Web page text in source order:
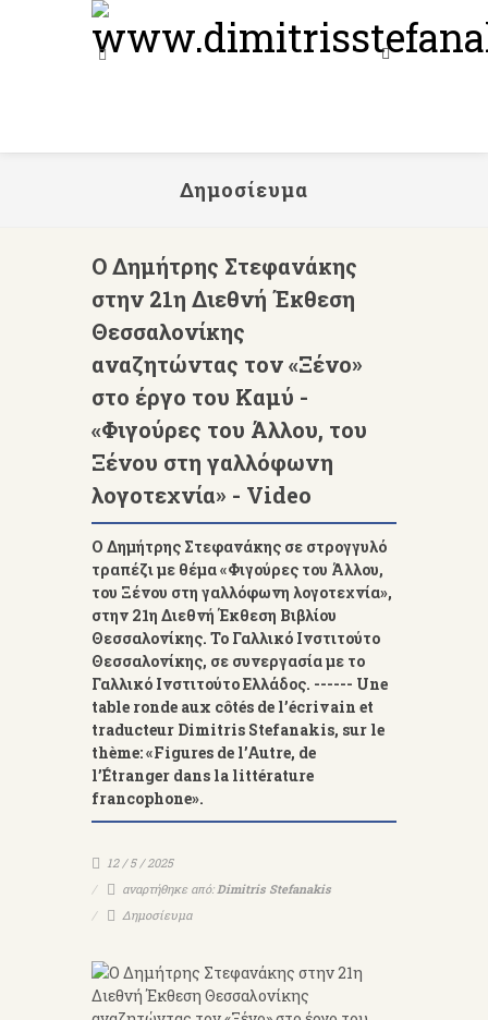
Δημοσίευμα
Ο Δημήτρης Στεφανάκης
στην 21η Διεθνή Έκθεση
Θεσσαλονίκης
αναζητώντας τον «Ξένο»
στο έργο του Καμύ -
«Φιγούρες του Άλλου, του
Ξένου στη γαλλόφωνη
λογοτεχνία» - Video
Ο Δημήτρης Στεφανάκης σε στρογγυλό
τραπέζι με θέμα «Φιγούρες του Άλλου,
του Ξένου στη γαλλόφωνη λογοτεχνία»,
στην 21η Διεθνή Έκθεση Βιβλίου
Θεσσαλονίκης. Το Γαλλικό Ινστιτούτο
Θεσσαλονίκης, σε συνεργασία με το
Γαλλικό Ινστιτούτο Ελλάδος. ------ Une
table ronde aux côtés de l’écrivain et
traducteur Dimitris Stefanakis, sur le
thème: «Figures de l’Autre, de
l’Étranger dans la littérature
francophone».
12 / 5 / 2025
αναρτήθηκε από:Dimitris Stefanakis
Δημοσίευμα